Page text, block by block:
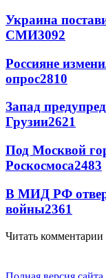
Украина
СМИ3092
Россияне
опрос2810
Запад
Грузии2621
Под Москвой
Роскосмоса2483
В МИД РФ
войны2361
Читать комментарии